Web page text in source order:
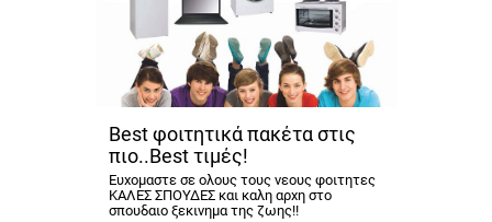
Best φοιτητικά πακέτα στις
πιο..Best τιμές!
Ευχομαστε σε ολους τους νεους φοιτητες
ΚΑΛΕΣ ΣΠΟΥΔΕΣ και καλη αρχη στο
σπουδαιο ξεκινημα της ζωης!!